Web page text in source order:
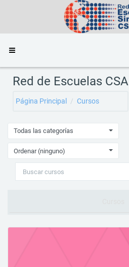
Panel lateral
Salta al contenido principal
Red de Escuelas CSA
Página Principal Cursos
Todas las categorías
Ordenar (ninguno)